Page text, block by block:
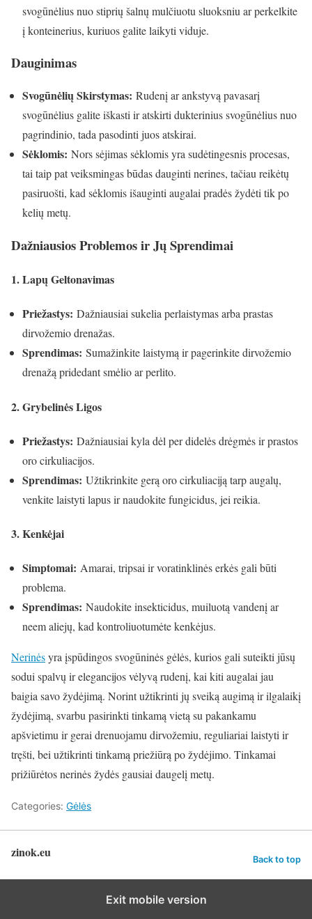
svogūnėlius nuo stiprių šalnų mulčiuotu sluoksniu ar perkelkite
į konteinerius, kuriuos galite laikyti viduje.
Dauginimas
Svogūnėlių Skirstymas: Rudenį ar ankstyvą pavasarį
svogūnėlius galite iškasti ir atskirti dukterinius svogūnėlius nuo
pagrindinio, tada pasodinti juos atskirai.
Sėklomis: Nors sėjimas sėklomis yra sudėtingesnis procesas,
tai taip pat veiksmingas būdas dauginti nerines, tačiau reikėtų
pasiruošti, kad sėklomis išauginti augalai pradės žydėti tik po
kelių metų.
Dažniausios Problemos ir Jų Sprendimai
1. Lapų Geltonavimas
Priežastys: Dažniausiai sukelia perlaistymas arba prastas
dirvožemio drenažas.
Sprendimas: Sumažinkite laistymą ir pagerinkite dirvožemio
drenažą pridedant smėlio ar perlito.
2. Grybelinės Ligos
Priežastys: Dažniausiai kyla dėl per didelės drėgmės ir prastos
oro cirkuliacijos.
Sprendimas: Užtikrinkite gerą oro cirkuliaciją tarp augalų,
venkite laistyti lapus ir naudokite fungicidus, jei reikia.
3. Kenkėjai
Simptomai: Amarai, tripsai ir voratinklinės erkės gali būti
problema.
Sprendimas: Naudokite insekticidus, muiluotą vandenį ar
neem aliejų, kad kontroliuotumėte kenkėjus.
Nerinėsyra įspūdingos svogūninės gėlės, kurios gali suteikti jūsų
sodui spalvų ir elegancijos vėlyvą rudenį, kai kiti augalai jau
baigia savo žydėjimą. Norint užtikrinti jų sveiką augimą ir ilgalaikį
žydėjimą, svarbu pasirinkti tinkamą vietą su pakankamu
apšvietimu ir gerai drenuojamu dirvožemiu, reguliariai laistyti ir
tręšti, bei užtikrinti tinkamą priežiūrą po žydėjimo. Tinkamai
prižiūrėtos nerinės žydės gausiai daugelį metų.
Categories: Gėlės
zinok.eu Back to top
Exit mobile version